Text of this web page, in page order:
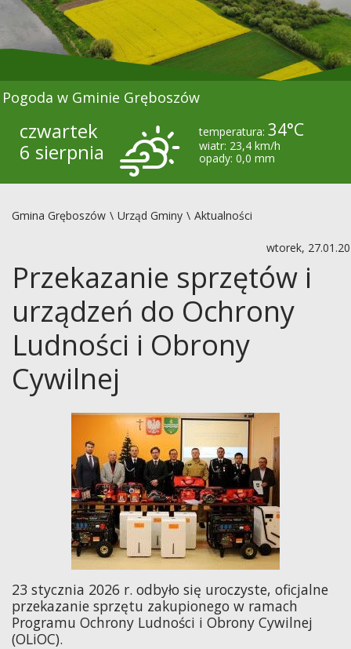
Pogoda w Gminie Gręboszów
czwartek
6 sierpnia
temperatura: 34°C
wiatr: 23,4 km/h
opady: 0,0 mm
Gmina Gręboszów Urząd Gminy Aktualności
wtorek,
Przekazanie sprzętów i
urządzeń do Ochrony
Ludności i Obrony
Cywilnej
23 stycznia 2026 r. odbyło się uroczyste, oficjalne
przekazanie sprzętu zakupionego w ramach
Programu Ochrony Ludności i Obrony Cywilnej
(OLiOC).